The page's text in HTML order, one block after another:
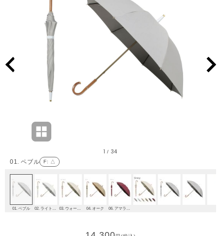
01. ペブル F: △
1 / 34
01. ペブル 04. オーク